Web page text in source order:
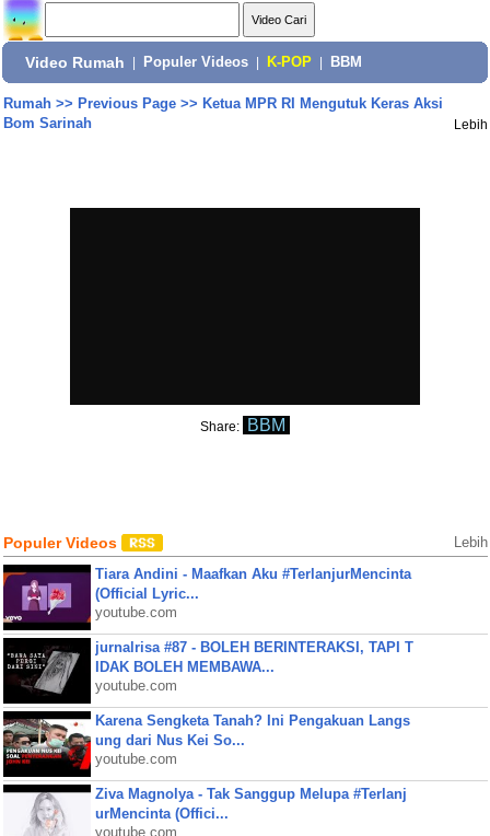
Video Rumah Populer Videos K-POP BBM
Rumah>> Previous Page>> Ketua MPR RI Mengutuk Keras Aksi
Bom Sarinah
Lebih
Share: BBM
Populer Videos Lebih
Tiara Andini - Maafkan Aku #TerlanjurMencinta
(Official Lyric...
youtube.com
jurnalrisa #87 - BOLEH BERINTERAKSI, TAPI T
IDAK BOLEH MEMBAWA...
youtube.com
Karena Sengketa Tanah? Ini Pengakuan Langs
ung dari Nus Kei So...
youtube.com
Ziva Magnolya - Tak Sanggup Melupa #Terlanj
urMencinta (Offici...
youtube.com